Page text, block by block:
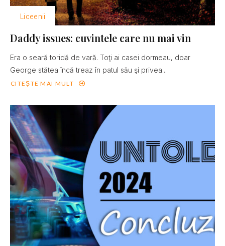
Liceenii
Daddy issues: cuvintele care nu mai vin
Era o seară toridă de vară. Toţi ai casei dormeau, doar
George stătea încă treaz în patul său şi privea...
CITEȘTE MAI MULT